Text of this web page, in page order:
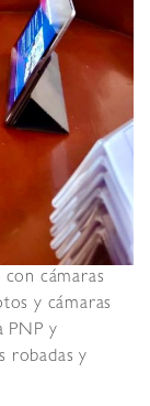
cámaras
y cámaras
PNP y
robadas y